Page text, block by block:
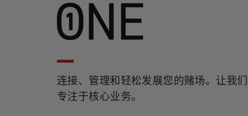
连接、管理和轻松发展您的赌场。让我
专注于核心业务。